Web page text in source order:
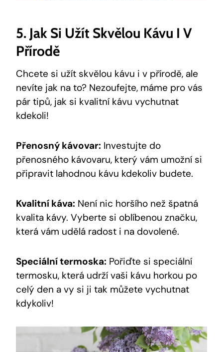
5. Jak Si Užít Skvělou Kávu I V
Přírodě
Chcete si užít skvělou kávu i v přírodě, ale
nevíte jak na to? Nezoufejte, máme pro vás
pár tipů, jak si kvalitní kávu vychutnat
kdekoli!
Přenosný kávovar: Investujte do
přenosného kávovaru, který vám umožní si
připravit lahodnou kávu kdekoliv budete.
Kvalitní káva: Není nic horšího než špatná
kvalita kávy. Vyberte si oblíbenou značku,
která vám udělá radost i na dovolené.
Speciální termoska: Pořiďte si speciální
termosku, která udrží vaši kávu horkou po
celý den a vy si ji tak můžete vychutnat
kdykoliv!